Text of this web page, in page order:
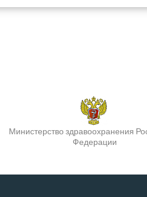
Министерство здравоохранения
Федерации